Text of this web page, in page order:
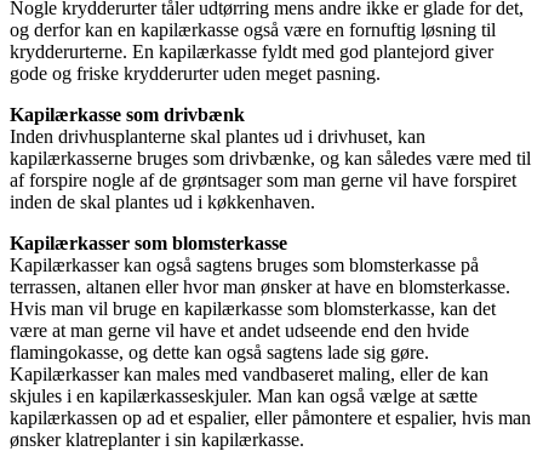
Nogle krydderurter tåler udtørring mens andre ikke er glade for det,
og derfor kan en kapilærkasse også være en fornuftig løsning til
krydderurterne. En kapilærkasse fyldt med god plantejord giver
gode og friske krydderurter uden meget pasning.
Kapilærkasse som drivbænk
Inden drivhusplanterne skal plantes ud i drivhuset, kan
kapilærkasserne bruges som drivbænke, og kan således være med til
af forspire nogle af de grøntsager som man gerne vil have forspiret
inden de skal plantes ud i køkkenhaven.
Kapilærkasser som blomsterkasse
Kapilærkasser kan også sagtens bruges som blomsterkasse på
terrassen, altanen eller hvor man ønsker at have en blomsterkasse.
Hvis man vil bruge en kapilærkasse som blomsterkasse, kan det
være at man gerne vil have et andet udseende end den hvide
flamingokasse, og dette kan også sagtens lade sig gøre.
Kapilærkasser kan males med vandbaseret maling, eller de kan
skjules i en kapilærkasseskjuler. Man kan også vælge at sætte
kapilærkassen op ad et espalier, eller påmontere et espalier, hvis man
ønsker klatreplanter i sin kapilærkasse.